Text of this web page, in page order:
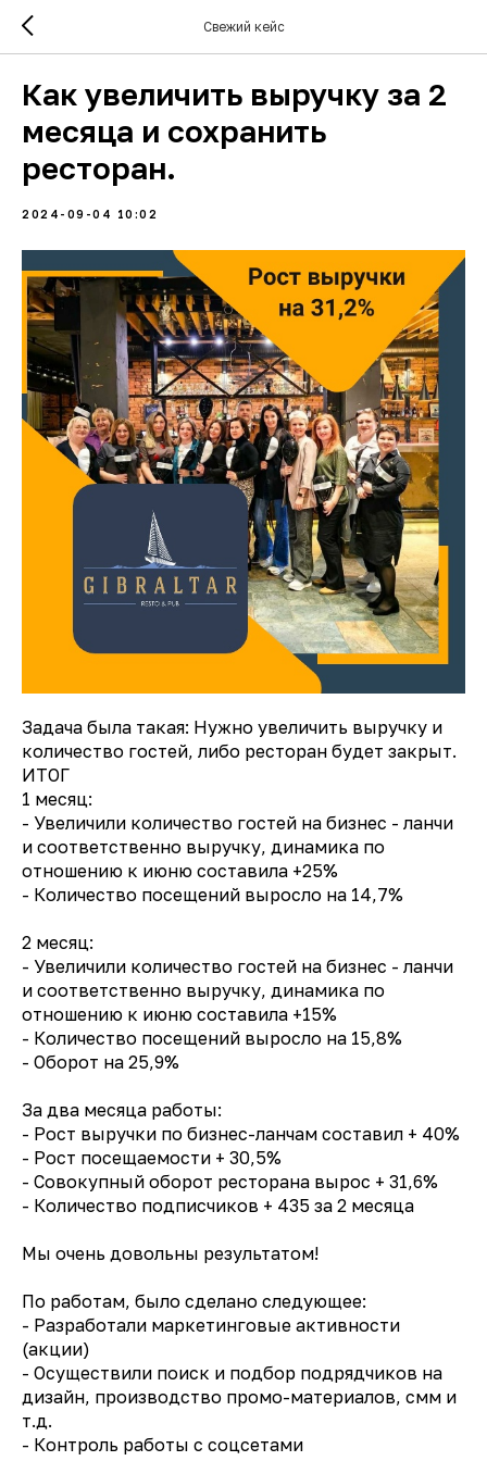
Свежий кейс
Как увеличить выручку за 2
месяца и сохранить
ресторан.
2024-09-04 10:02
Задача была такая: Нужно увеличить выручку и
количество гостей, либо ресторан будет закрыт.
ИТОГ
1 месяц:
- Увеличили количество гостей на бизнес - ланчи
и соответственно выручку, динамика по
отношению к июню составила +25%
- Количество посещений выросло на 14,7%
2 месяц:
- Увеличили количество гостей на бизнес - ланчи
и соответственно выручку, динамика по
отношению к июню составила +15%
- Количество посещений выросло на 15,8%
- Оборот на 25,9%
За два месяца работы:
- Рост выручки по бизнес-ланчам составил + 40%
- Рост посещаемости + 30,5%
- Совокупный оборот ресторана вырос + 31,6%
- Количество подписчиков + 435 за 2 месяца
Мы очень довольны результатом!
По работам, было сделано следующее:
- Разработали маркетинговые активности
(акции)
- Осуществили поиск и подбор подрядчиков на
дизайн, производство промо-материалов, смм и
т.д.
- Контроль работы с соцсетами